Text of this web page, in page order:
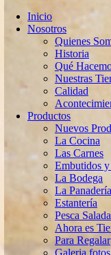
Inicio
Nosotros
Quienes
Historia
Qué
Nuestras
Calidad
Productos
Nuevos
La Cocina
Las Carnes
Embutidos y
La Bodega
La Panadería
Estantería
Pesca Salada
Ahora es
Para Regalar